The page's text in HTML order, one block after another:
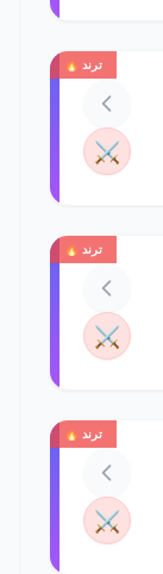
ترند 🔥
⚔️
ترند 🔥
⚔️
ترند 🔥
⚔️